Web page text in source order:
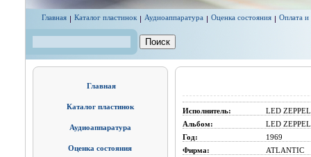
Главная Каталог пластинок Аудиоаппаратура Оценка состояния Оплата и
Главная
Каталог пластинок
Аудиоаппаратура
Оценка состояния
Исполнитель:
LED
Альбом:
LED
Год:
1969
Фирма:
ATLANTIC